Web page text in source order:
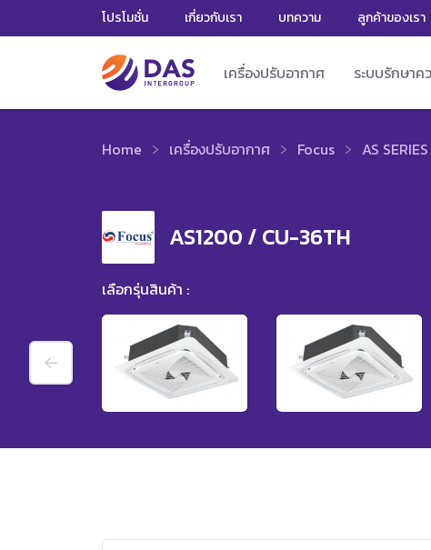
โปรโมชั่น เกี่ยวกับเรา บทความ ลูกค้าของเรา
เครื่องปรับอากาศ ระบบรักษา
Home เครื่องปรับอากาศ Focus AS SERIES
AS1200 / CU-36TH
เลือกรุ่นสินค้า :